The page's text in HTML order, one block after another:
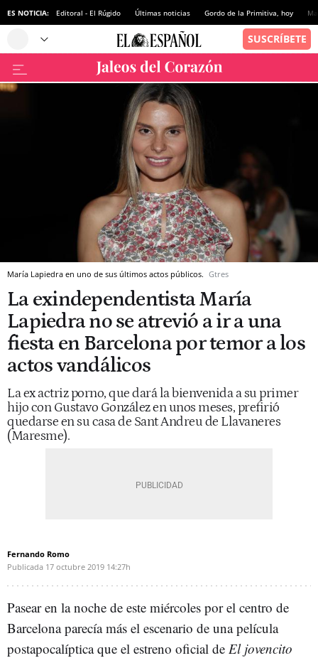
ES NOTICIA: Editoral - El Rúgido Últimas noticias Gordo de la Primitiva, hoy
María Lapiedra en uno de sus últimos actos públicos. Gtres
La exindependentista María
Lapiedra no se atrevió a ir a una
fiesta en Barcelona por temor a los
actos vandálicos
La ex actriz porno, que dará la bienvenida a su primer
hijo con Gustavo González en unos meses, prefirió
quedarse en su casa de Sant Andreu de Llavaneres
(Maresme).
Fernando Romo
Publicada 17 octubre 2019 14:27h
Pasear en la noche de este miércoles por el centro de
Barcelona parecía más el escenario de una película
postapocalíptica que el estreno oficial de El jovencito